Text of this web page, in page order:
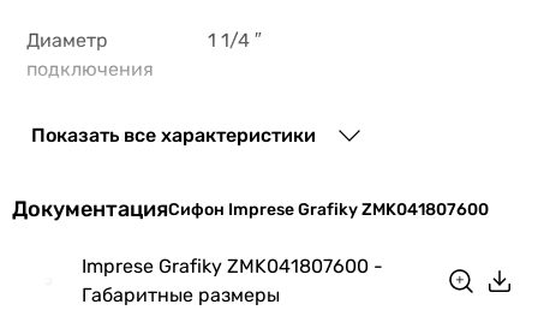
Диаметр
подключения
1 1/4 ″
Диаметр
подключения к
модели
сифон
Показать все характеристики
ДокументацияСифон Imprese Grafiky ZMK041807600
Imprese Grafiky ZMK041807600 -
Габаритные размеры